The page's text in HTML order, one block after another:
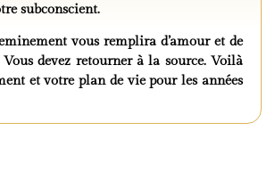
subconscient.
vous remplira d’amour et de
devez retourner à la source. Voilà
et votre plan de vie pour les années